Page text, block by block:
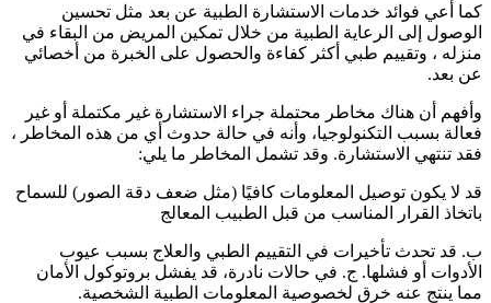
كما أعي فوائد خدمات الاستشارة الطبية عن بعد مثل تحسين
الوصول إلى الرعاية الطبية من خلال تمكين المريض من البقاء في
منزله ، وتقييم طبي أكثر كفاءة والحصول على الخبرة من أخصائي
عن بعد.
وأفهم أن هناك مخاطر محتملة جراء الاستشارة غير مكتملة أو غير
فعالة بسبب التكنولوجيا، وأنه في حالة حدوث أي من هذه المخاطر ،
فقد تنتهي الاستشارة. وقد تشمل المخاطر ما يلي:
قد لا يكون توصيل المعلومات كافيًا (مثل ضعف دقة الصور) للسماح
باتخاذ القرار المناسب من قبل الطبيب المعالج
ب. قد تحدث تأخيرات في التقييم الطبي والعلاج بسبب عيوب
الأدوات أو فشلها. ج. في حالات نادرة، قد يفشل بروتوكول الأمان
مما ينتج عنه خرق لخصوصية المعلومات الطبية الشخصية.